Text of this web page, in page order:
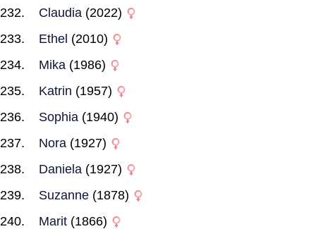
Claudia (2022)
Ethel (2010)
Mika (1986)
Katrin (1957)
Sophia (1940)
Nora (1927)
Daniela (1927)
Suzanne (1878)
Marit (1866)